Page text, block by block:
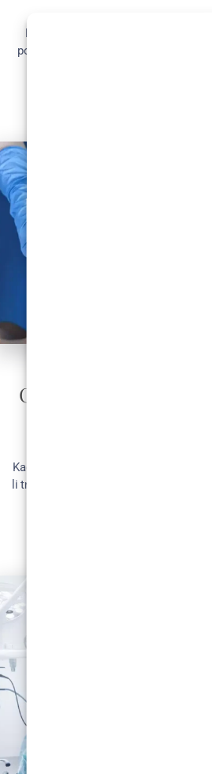
Nekirurške alternative kirurgiji
popularnije jer sve više ljudi nastoji
Cijena estetske
Kada razmišljate o estetskoj kirurgiji,
li trošak vrijedan potencijalne koristi.